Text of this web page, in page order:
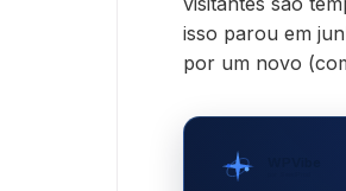
isso parou em
por um novo